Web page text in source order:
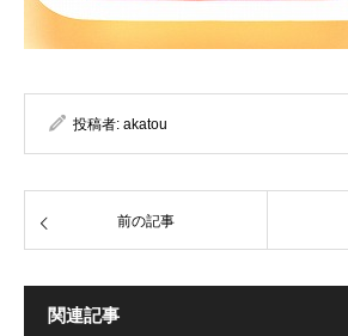
投稿者: akatou
前の記事
関連記事